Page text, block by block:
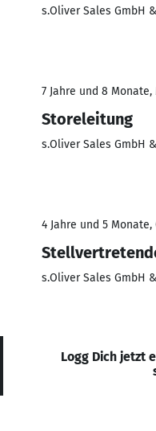
s.Oliver Sales GmbH &
7 Jahre und 8 Monate,
Storeleitung
s.Oliver Sales GmbH &
4 Jahre und 5 Monate,
s.Oliver Sales GmbH &
Logg Dich jetzt